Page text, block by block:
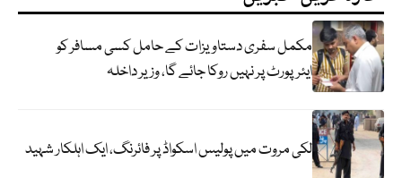
مکمل سفری دستاویزات کے حامل کسی مسافر کو
ایئرپورٹ پر نہیں روکا جائے گا، وزیر داخلہ
لکی مروت میں پولیس اسکواڈ پر فائرنگ، ایک اہلکار شہید